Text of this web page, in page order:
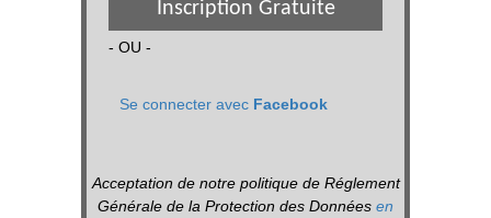
Inscription Gratuite
- OU -
Se connecter avec Facebook
Acceptation de notre politique de Réglement
Générale de la Protection des Données en